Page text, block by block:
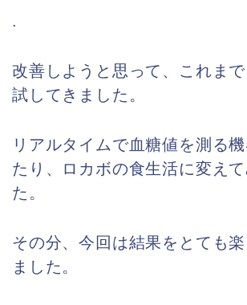
.
改善しようと思って、これま
試してきました。
リアルタイムで血糖値を測る
たり、ロカボの食生活に変え
た。
その分、今回は結果をとても
ました。